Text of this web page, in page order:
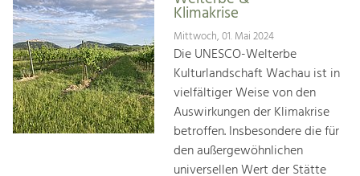
Klimakrise
Mittwoch, 01. Mai 2024
Die UNESCO-Welterbe
Kulturlandschaft Wachau ist in
vielfältiger Weise von den
Auswirkungen der Klimakrise
betroffen. Insbesondere die für
den außergewöhnlichen
universellen Wert der Stätte